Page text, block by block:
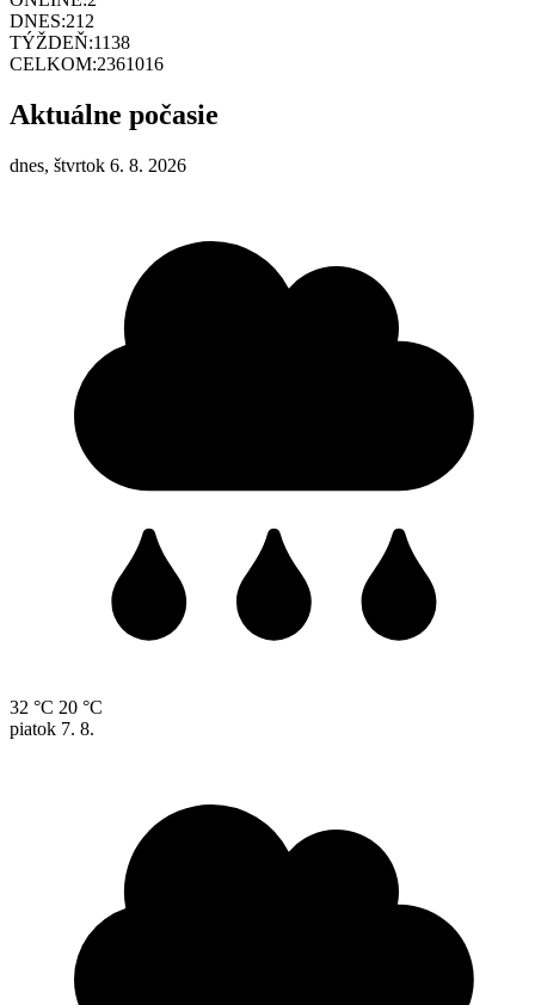
DNES:212
TÝŽDEŇ:1138
CELKOM:2361016
Aktuálne počasie
dnes, štvrtok 6. 8. 2026
32 °C 20 °C
piatok 7. 8.